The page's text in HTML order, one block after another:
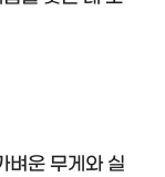
운 무게와 실